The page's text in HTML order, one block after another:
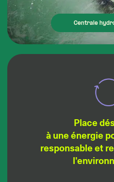
Centrale
Place
à une énergie
responsable et